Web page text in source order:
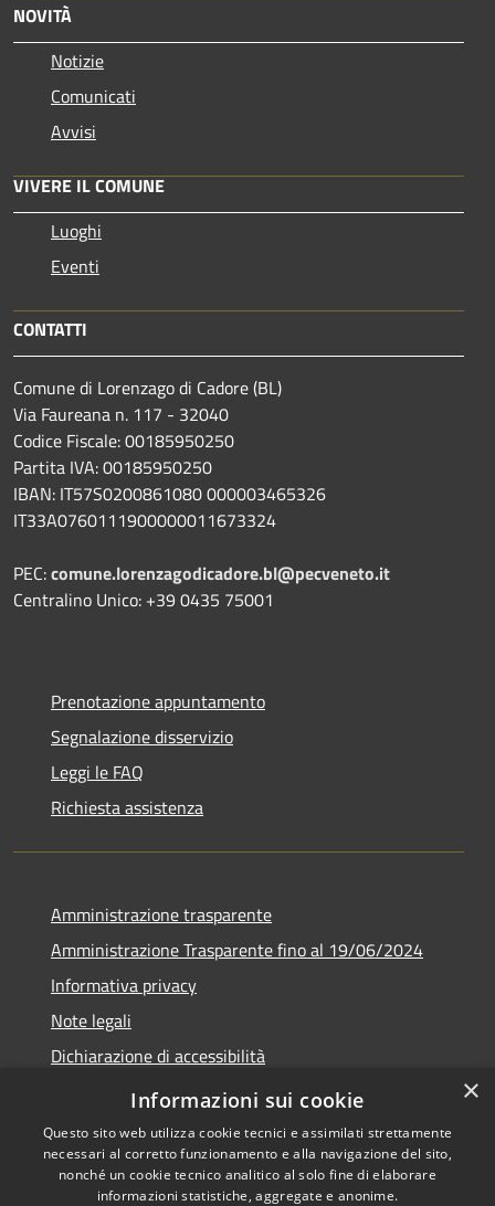
NOVITÀ
Notizie
Comunicati
Avvisi
VIVERE IL COMUNE
Luoghi
Eventi
CONTATTI
Comune di Lorenzago di Cadore (BL)
Via Faureana n. 117 - 32040
Codice Fiscale: 00185950250
Partita IVA: 00185950250
IBAN: IT57S0200861080 000003465326
IT33A0760111900000011673324
PEC:comune.lorenzagodicadore.bl@pecveneto.it
Centralino Unico: +39 0435 75001
Prenotazione appuntamento
Segnalazione disservizio
Leggi le FAQ
Richiesta assistenza
Amministrazione trasparente
Amministrazione Trasparente fino al 19/06/2024
Informativa privacy
Note legali
Dichiarazione di accessibilità
Meccanismo di feedback
×
Informazioni sui cookie
Questo sito web utilizza cookie tecnici e assimilati strettamente
necessari al corretto funzionamento e alla navigazione del sito,
nonché un cookie tecnico analitico al solo fine di elaborare
informazioni statistiche, aggregate e anonime.